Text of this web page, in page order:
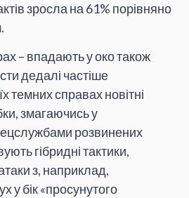
зросла на 61% порівняно
– впадають у око також
дедалі частіше
темних справах новітні
змагаючись у
розвинених
гібридні тактики,
з, наприклад,
у бік «просунутого